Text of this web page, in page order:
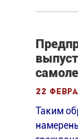
22
Таким